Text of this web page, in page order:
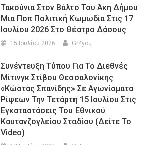
Τακούνια Στον Βάλτο Του Άκη Δήμου
Μια Ποπ Πολιτική Κωμωδία Στις 17
Ιουλίου 2026 Στο Θέατρο Δάσους
15 Ιουλίου 2026 Gr4you
Συνέντευξη Τύπου Για Το Διεθνές
Μίτινγκ Στίβου Θεσσαλονίκης
«Κώστας Σπανίδης» Σε Αγωνίσματα
Ρίψεων Την Τετάρτη 15 Ιουλίου Στις
Εγκαταστάσεις Του Εθνικού
Καυτανζογλείου Σταδίου (Δείτε Το
Video)